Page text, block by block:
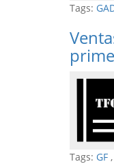
Tags:
Tags: GF ,